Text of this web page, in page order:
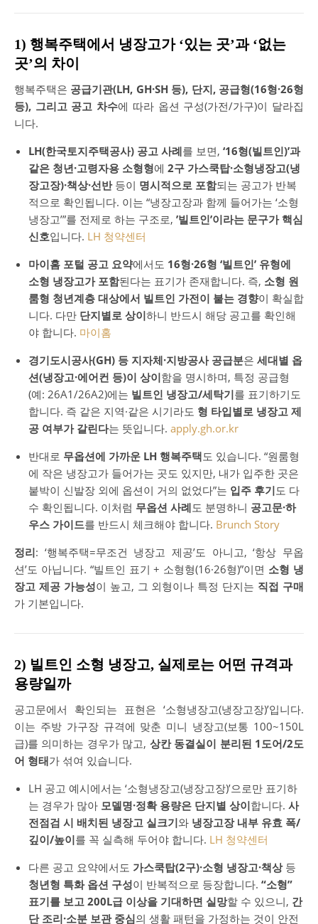
1) 행복주택에서 냉장고가 ‘있는 곳’과 ‘없는
곳’의 차이
행복주택은 공급기관(LH, GH·SH 등), 단지, 공급형(16형·26형
등), 그리고 공고 차수에 따라 옵션 구성(가전/가구)이 달라집
니다.
LH(한국토지주택공사) 공고 사례를 보면, ‘16형(빌트인)’과
같은 청년·고령자용 소형형에 2구 가스쿡탑·소형냉장고(냉
장고장)·책상·선반등이 명시적으로 포함되는 공고가 반복
적으로 확인됩니다. 이는 “냉장고장과 함께 들어가는 ‘소형
냉장고’”를 전제로 하는 구조로, ’빌트인’이라는 문구가 핵심
신호입니다. LH 청약센터
마이홈 포털 공고 요약에서도 16형·26형 ‘빌트인’ 유형에
소형 냉장고가 포함된다는 표기가 존재합니다. 즉, 소형 원
룸형 청년계층 대상에서 빌트인 가전이 붙는 경향이 확실합
니다. 다만 단지별로 상이하니 반드시 해당 공고를 확인해
야 합니다. 마이홈
경기도시공사(GH) 등 지자체·지방공사 공급분은 세대별 옵
션(냉장고·에어컨 등)이 상이함을 명시하며, 특정 공급형
(예: 26A1/26A2)에는 빌트인 냉장고/세탁기를 표기하기도
합니다. 즉 같은 지역·같은 시기라도 형 타입별로 냉장고 제
공 여부가 갈린다는 뜻입니다. apply.gh.or.kr
반대로 무옵션에 가까운 LH 행복주택도 있습니다. “원룸형
에 작은 냉장고가 들어가는 곳도 있지만, 내가 입주한 곳은
붙박이 신발장 외에 옵션이 거의 없었다”는 입주 후기도 다
수 확인됩니다. 이처럼 무옵션 사례도 분명하니 공고문·하
우스 가이드를 반드시 체크해야 합니다. Brunch Story
정리: ‘행복주택=무조건 냉장고 제공’도 아니고, ‘항상 무옵
션’도 아닙니다. “빌트인 표기 + 소형형(16·26형)”이면 소형 냉
장고 제공 가능성이 높고, 그 외형이나 특정 단지는 직접 구매
가 기본입니다.
2) 빌트인 소형 냉장고, 실제로는 어떤 규격과
용량일까
공고문에서 확인되는 표현은 ‘소형냉장고(냉장고장)’입니다.
이는 주방 가구장 규격에 맞춘 미니 냉장고(보통 100~150L
급)를 의미하는 경우가 많고, 상칸 동결실이 분리된 1도어/2도
어 형태가 섞여 있습니다.
LH 공고 예시에서는 ‘소형냉장고(냉장고장)’으로만 표기하
는 경우가 많아 모델명·정확 용량은 단지별 상이합니다. 사
전점검 시 배치된 냉장고 실크기와 냉장고장 내부 유효 폭/
깊이/높이를 꼭 실측해 두어야 합니다. LH 청약센터
다른 공고 요약에서도 가스쿡탑(2구)·소형 냉장고·책상등
청년형 특화 옵션 구성이 반복적으로 등장합니다. “소형”
표기를 보고 200L급 이상을 기대하면 실망할 수 있으니, 간
단 조리·소분 보관 중심의 생활 패턴을 가정하는 것이 안전